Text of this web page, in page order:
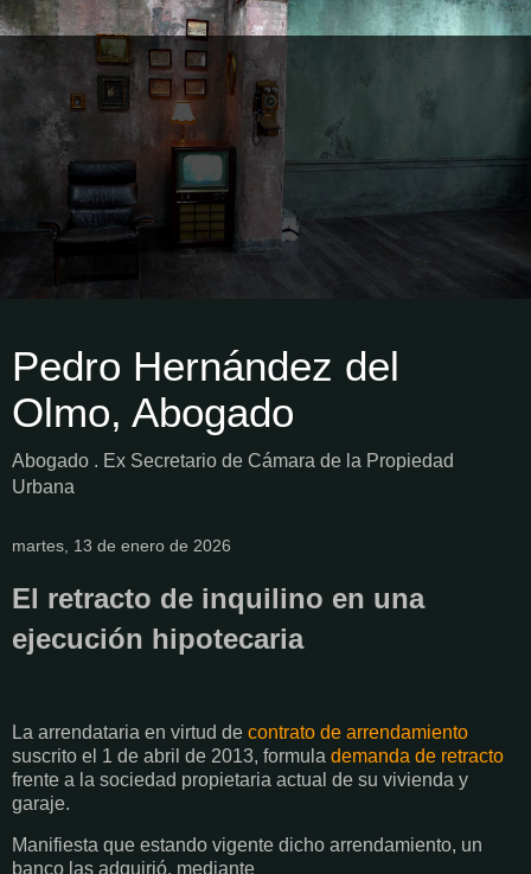
Pedro Hernández del
Olmo, Abogado
Abogado . Ex Secretario de Cámara de la Propiedad
Urbana
martes, 13 de enero de 2026
El retracto de inquilino en una
ejecución hipotecaria
La arrendataria en virtud de contrato de arrendamiento
suscrito el 1 de abril de 2013, formula demanda de retracto
frente a la sociedad propietaria actual de su vivienda y
garaje.
Manifiesta que estando vigente dicho arrendamiento, un
banco las adquirió, mediante